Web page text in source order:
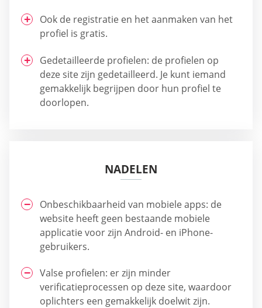
Ook de registratie en het aanmaken van het
profiel is gratis.
Gedetailleerde profielen: de profielen op
deze site zijn gedetailleerd. Je kunt iemand
gemakkelijk begrijpen door hun profiel te
doorlopen.
NADELEN
Onbeschikbaarheid van mobiele apps: de
website heeft geen bestaande mobiele
applicatie voor zijn Android- en iPhone-
gebruikers.
Valse profielen: er zijn minder
verificatieprocessen op deze site, waardoor
oplichters een gemakkelijk doelwit zijn.